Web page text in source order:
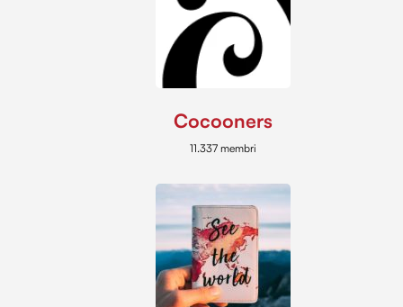
Cocooners
11.337 membri